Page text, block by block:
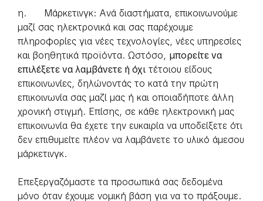
η. Μάρκετινγκ: Ανά διαστήματα, επικοινωνούμε
μαζί σας ηλεκτρονικά και σας παρέχουμε
πληροφορίες για νέες τεχνολογίες, νέες υπηρεσίες
και βοηθητικά προϊόντα. Ωστόσο, μπορείτε να
επιλέξετε να λαμβάνετε ή όχι τέτοιου είδους
επικοινωνίες, δηλώνοντάς το κατά την πρώτη
επικοινωνία σας μαζί μας ή και οποιαδήποτε άλλη
χρονική στιγμή. Επίσης, σε κάθε ηλεκτρονική μας
επικοινωνία θα έχετε την ευκαιρία να υποδείξετε ότι
δεν επιθυμείτε πλέον να λαμβάνετε το υλικό άμεσου
μάρκετινγκ.
Επεξεργαζόμαστε τα προσωπικά σας δεδομένα
μόνο όταν έχουμε νομική βάση για να το πράξουμε.